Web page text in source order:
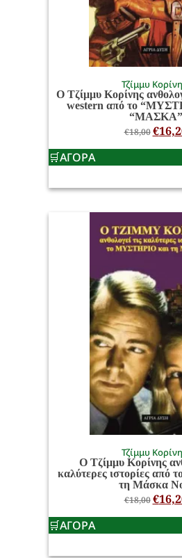
Τζίμμυ
Ο Τζίμμυ Κορίνης
western από το
“ΜΑΣΚΑ”
€18,00 €
ΑΓΟΡΑ
Τζίμμυ
Ο Τζίμμυ Κορίνης
καλύτερες ιστορίες από
τη Μάσκα
€18,00 €
ΑΓΟΡΑ